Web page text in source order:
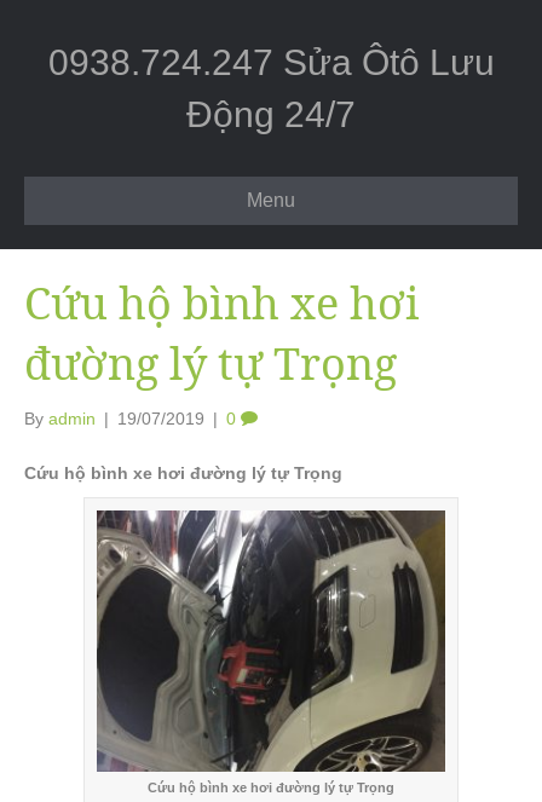
0938.724.247 Sửa Ôtô Lưu
Động 24/7
Menu
Cứu hộ bình xe hơi
đường lý tự Trọng
By admin | 19/07/2019 | 0
Cứu hộ bình xe hơi đường lý tự Trọng
Cứu hộ bình xe hơi đường lý tự Trọng